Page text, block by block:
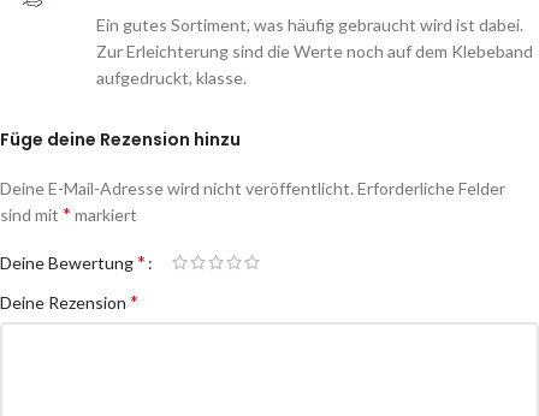
Ein gutes Sortiment, was häufig gebraucht wird ist dabei.
Zur Erleichterung sind die Werte noch auf dem Klebeband
aufgedruckt, klasse.
Füge deine Rezension hinzu
Deine E-Mail-Adresse wird nicht veröffentlicht. Erforderliche Felder
sind mit * markiert
Deine Bewertung*
Deine Rezension *